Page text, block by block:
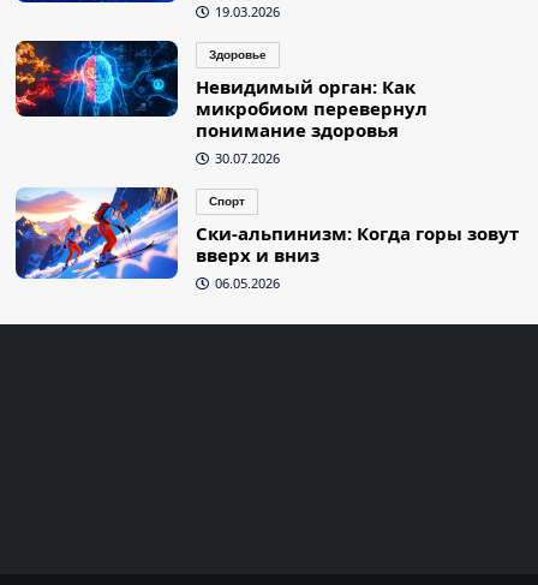
19.03.2026
Здоровье
Невидимый орган: Как
микробиом перевернул
понимание здоровья
30.07.2026
Спорт
Ски-альпинизм: Когда горы зовут
вверх и вниз
06.05.2026